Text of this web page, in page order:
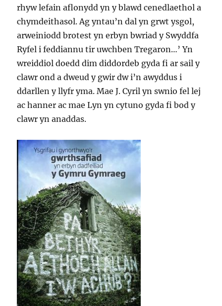
rhyw lefain aflonydd yn y blawd cenedlaethol a
chymdeithasol. Ag yntau’n dal yn grwt ysgol,
arweiniodd brotest yn erbyn bwriad y Swyddfa
Ryfel i feddiannu tir uwchben Tregaron…’ Yn
wreiddiol doedd dim diddordeb gyda fi ar sail y
clawr ond a dweud y gwir dw i’n awyddus i
ddarllen y llyfr yma. Mae J. Cyril yn swnio fel lej
ac hanner ac mae Lyn yn cytuno gyda fi bod y
clawr yn anaddas.